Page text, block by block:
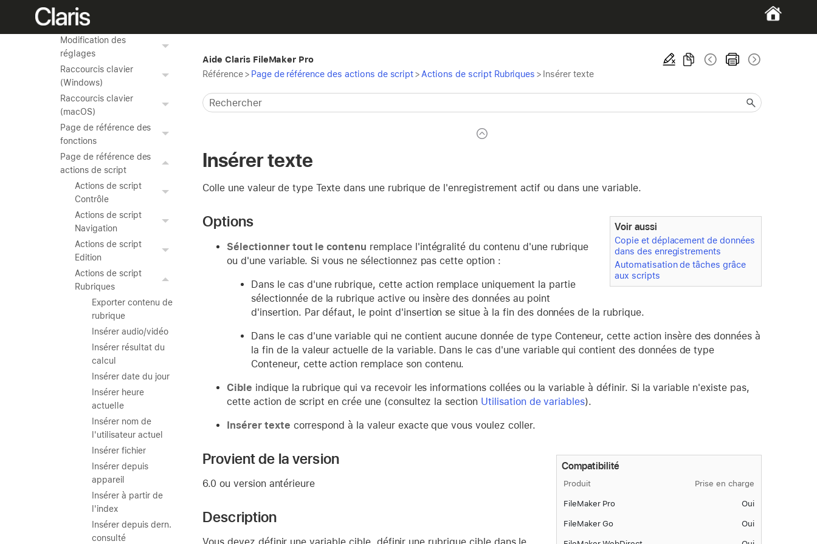
Référence
Modification des
réglages
Raccourcis clavier
(Windows)
Raccourcis clavier
(macOS)
Page de référence des
fonctions
Page de référence des
actions de script
Actions de script
Contrôle
Actions de script
Navigation
Actions de script
Edition
Actions de script
Rubriques
Exporter contenu de
rubrique
Insérer audio/vidéo
Insérer résultat du
calcul
Insérer date du jour
Insérer heure
actuelle
Insérer nom de
l'utilisateur actuel
Insérer fichier
Insérer depuis
appareil
Insérer à partir de
l'index
Insérer depuis dern.
consulté
Aide Claris FileMaker Pro
Référence> Page de référence des actions de script> Actions de script Rubriques > Insérer texte
Insérer texte
Colle une valeur de type Texte dans une rubrique de l'enregistrement actif ou dans une variable.
Voir aussi
Copie et déplacement de données
dans des enregistrements
Automatisation de tâches grâce
aux scripts
Options
Sélectionner tout le contenu remplace l'intégralité du contenu d'une rubrique
ou d'une variable. Si vous ne sélectionnez pas cette option :
Dans le cas d'une rubrique, cette action remplace uniquement la partie
sélectionnée de la rubrique active ou insère des données au point
d'insertion. Par défaut, le point d'insertion se situe à la fin des données de la rubrique.
Dans le cas d'une variable qui ne contient aucune donnée de type Conteneur, cette action insère des données à
la fin de la valeur actuelle de la variable. Dans le cas d'une variable qui contient des données de type
Conteneur, cette action remplace son contenu.
Cible indique la rubrique qui va recevoir les informations collées ou la variable à définir. Si la variable n'existe pas,
cette action de script en crée une (consultez la section Utilisation de variables).
Insérer texte correspond à la valeur exacte que vous voulez coller.
Compatibilité
Produit Prise en charge
FileMaker Pro Oui
FileMaker Go Oui
Provient de la version
6.0 ou version antérieure
Description